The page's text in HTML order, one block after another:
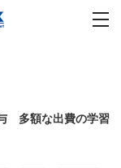
多額な出費の学習